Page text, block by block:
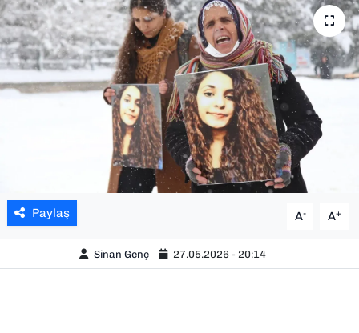
Paylaş A- A+
Sinan Genç 27.05.2026 - 20:14
SPOR
TEKNOLOJİ
YAŞAM
YEREL YÖNETİMLER